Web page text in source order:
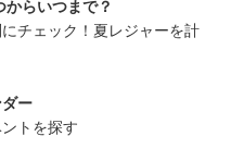
らいつまで？
チェック！夏レジャーを計
ー
トを探す